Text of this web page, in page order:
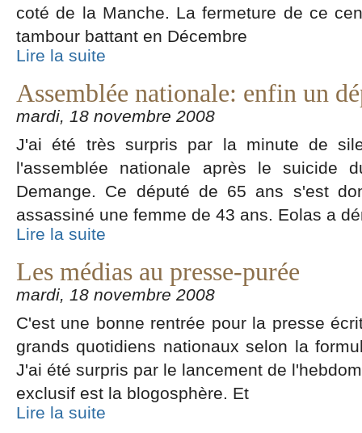
coté de la Manche. La fermeture de ce
tambour battant en Décembre
Lire la suite
Assemblée nationale: enfin un
mardi, 18 novembre 2008
J'ai été très surpris par la minute de
l'assemblée nationale après le suicide
Demange. Ce député de 65 ans s'est
assassiné une femme de 43 ans. Eolas a
Lire la suite
Les médias au presse-purée
mardi, 18 novembre 2008
C'est une bonne rentrée pour la presse
grands quotidiens nationaux selon la
J'ai été surpris par le lancement de
exclusif est la blogosphère. Et
Lire la suite